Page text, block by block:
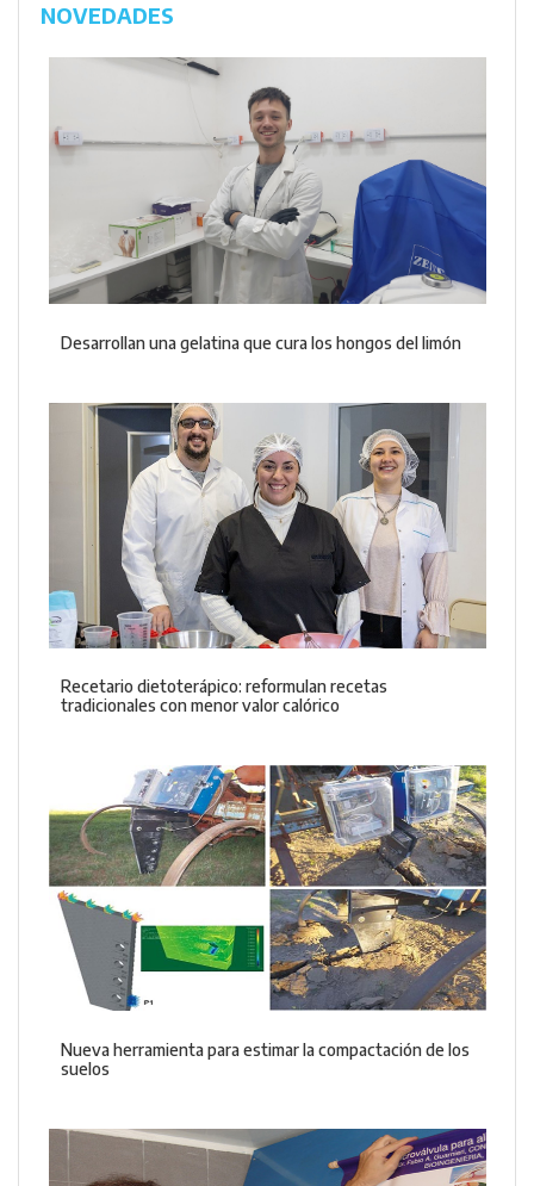
NOVEDADES
Desarrollan una gelatina que cura los hongos del limón
Recetario dietoterápico: reformulan recetas
tradicionales con menor valor calórico
Nueva herramienta para estimar la compactación de los
suelos